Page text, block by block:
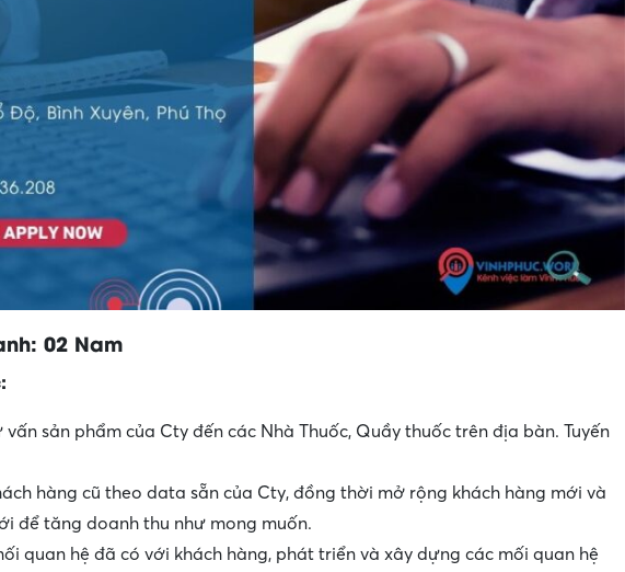
02 Nam
vấn sản phẩm của Cty đến các Nhà Thuốc, Quầy thuốc trên địa bàn. Tuyến
hàng cũ theo data sẵn của Cty, đồng thời mở rộng khách hàng mới và
để tăng doanh thu như mong muốn.
quan hệ đã có với khách hàng, phát triển và xây dựng các mối quan hệ